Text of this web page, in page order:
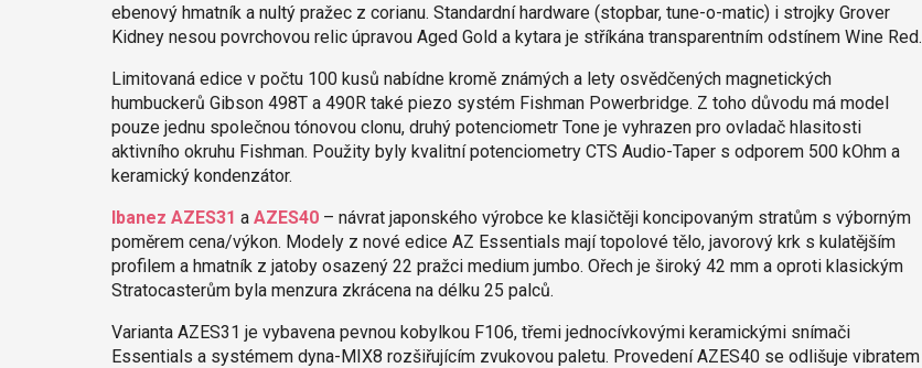
ebenový hmatník a nultý pražec z corianu. Standardní hardware (stopbar, tune-o-matic) i strojky Grover
Kidney nesou povrchovou relic úpravou Aged Gold a kytara je stříkána transparentním odstínem Wine Red.
Limitovaná edice v počtu 100 kusů nabídne kromě známých a lety osvědčených magnetických
humbuckerů Gibson 498T a 490R také piezo systém Fishman Powerbridge. Z toho důvodu má model
pouze jednu společnou tónovou clonu, druhý potenciometr Tone je vyhrazen pro ovladač hlasitosti
aktivního okruhu Fishman. Použity byly kvalitní potenciometry CTS Audio-Taper s odporem 500 kOhm a
keramický kondenzátor.
Ibanez AZES31 a AZES40– návrat japonského výrobce ke klasičtěji koncipovaným stratům s výborným
poměrem cena/výkon. Modely z nové edice AZ Essentials mají topolové tělo, javorový krk s kulatějším
profilem a hmatník z jatoby osazený 22 pražci medium jumbo. Ořech je široký 42 mm a oproti klasickým
Stratocasterům byla menzura zkrácena na délku 25 palců.
Varianta AZES31 je vybavena pevnou kobylkou F106, třemi jednocívkovými keramickými snímači
Essentials a systémem dyna-MIX8 rozšiřujícím zvukovou paletu. Provedení AZES40 se odlišuje vibratem